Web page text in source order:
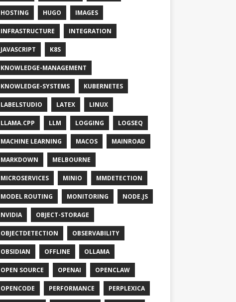
HOSTING HUGO IMAGES
INFRASTRUCTURE INTEGRATION
JAVASCRIPT K8S
KNOWLEDGE-MANAGEMENT
KNOWLEDGE-SYSTEMS KUBERNETES
LABELSTUDIO LATEX LINUX
LLAMA.CPP LLM LOGGING LOGSEQ
MACHINE LEARNING MACOS MAINROAD
MARKDOWN MELBOURNE
MICROSERVICES MINIO MMDETECTION
MODEL ROUTING MONITORING NODE.JS
NVIDIA OBJECT-STORAGE
OBJECTDETECTION OBSERVABILITY
OBSIDIAN OFFLINE OLLAMA
OPEN SOURCE OPENAI OPENCLAW
OPENCODE PERFORMANCE PERPLEXICA